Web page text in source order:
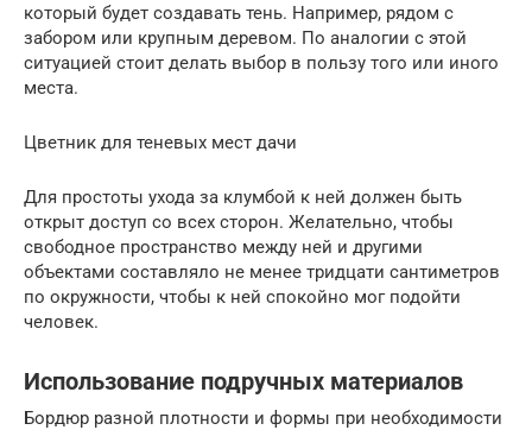
который будет создавать тень. Например, рядом с
забором или крупным деревом. По аналогии с этой
ситуацией стоит делать выбор в пользу того или иного
места.
Цветник для теневых мест дачи
Для простоты ухода за клумбой к ней должен быть
открыт доступ со всех сторон. Желательно, чтобы
свободное пространство между ней и другими
объектами составляло не менее тридцати сантиметров
по окружности, чтобы к ней спокойно мог подойти
человек.
Использование подручных материалов
Бордюр разной плотности и формы при необходимости